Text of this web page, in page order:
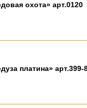
охота» арт.0120
платина» арт.399-